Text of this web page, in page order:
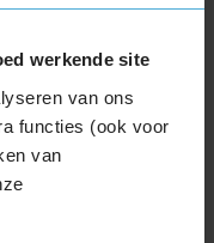
werkende site
van ons
functies (ook voor
van
SUV 4-cil. B 150pk
wegdek